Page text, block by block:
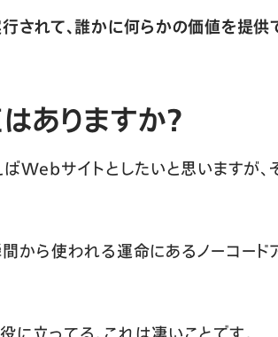
されて、誰かに何らかの価値を提供
ありますか？
Webサイトとしたいと思いますが、
から使われる運命にあるノーコード